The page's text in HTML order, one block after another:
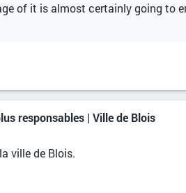
of it is almost certainly going to
responsables | Ville de Blois
ville de Blois.